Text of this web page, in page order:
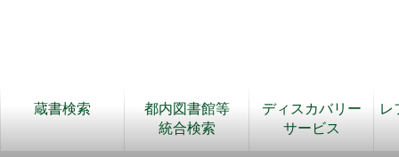
蔵書検索
都内図書館等
統合検索
ディスカバリー
サービス
レ